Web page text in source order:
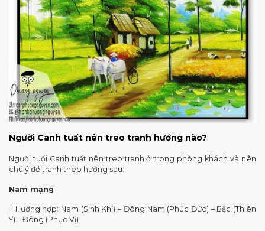
Người Canh tuất nên treo tranh hướng nào?
Người tuổi Canh tuất nên treo tranh ở trong phòng khách và nên
chú ý để tranh theo hướng sau:
Nam mạng
+ Hướng hợp: Nam (Sinh Khí) – Đông Nam (Phúc Đức) – Bắc (Thiên
Y) – Đông (Phục Vị)